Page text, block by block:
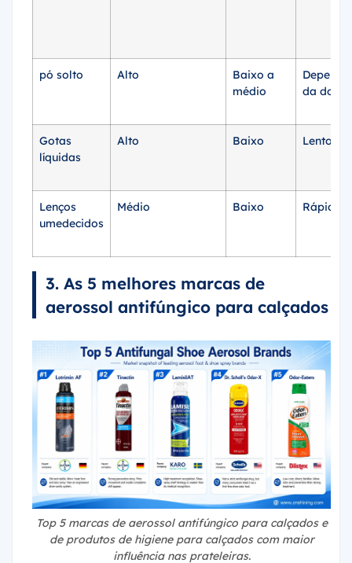
pó solto Alto
Baixo a
médio
Depende
da dose.
Gotas
líquidas
Alto Baixo Lento
Lenços
umedecidos
Médio Baixo Rápido
3. As 5 melhores marcas de
aerossol antifúngico para calçados
Top 5 marcas de aerossol antifúngico para calçados e
de produtos de higiene para calçados com maior
influência nas prateleiras.